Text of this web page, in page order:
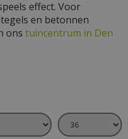
effect. Voor
en betonnen
ons tuincentrum in Den